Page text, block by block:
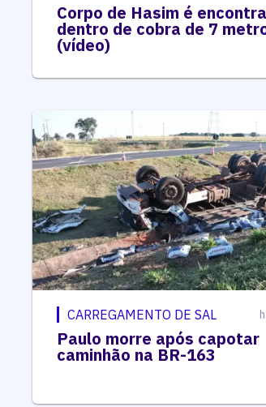
Corpo de Hasim é
dentro de cobra de 7
(vídeo)
CARREGAMENTO DE SAL
Paulo morre após capotar
caminhão na BR-163